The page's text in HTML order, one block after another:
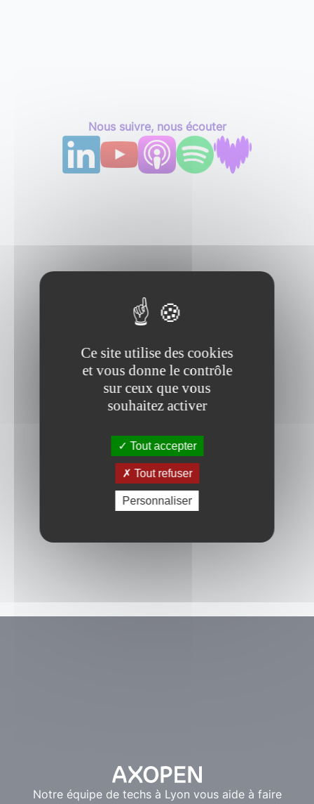
Nous suivre, nous écouter
Notre équipe de techs à Lyon vous aide à faire
Ce site utilise des cookies
et vous donne le contrôle
sur ceux que vous
souhaitez activer
Tout accepter
Tout refuser
Personnaliser